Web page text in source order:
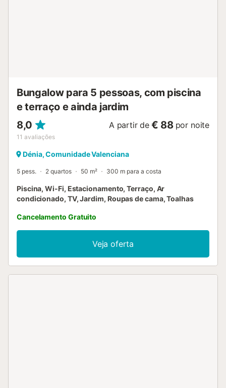
Bungalow para 5 pessoas, com piscina
e terraço e ainda jardim
8,0
11 avaliações
A partir de € 88 por noite
Dénia, Comunidade Valenciana
5 pess. 2 quartos 50 m² 300 m para a costa
Piscina, Wi-Fi, Estacionamento, Terraço, Ar
condicionado, TV, Jardim, Roupas de cama, Toalhas
Cancelamento Gratuito
Veja oferta